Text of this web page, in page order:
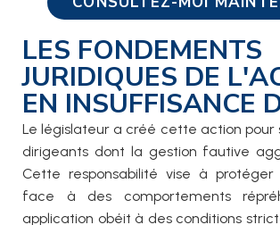
LES FONDEMENTS
JURIDIQUES DE
EN INSUFFISANCE
Le législateur a créé cette action pour
dirigeants dont la gestion fautive
Cette responsabilité vise à protéger
face à des comportements
application obéit à des conditions